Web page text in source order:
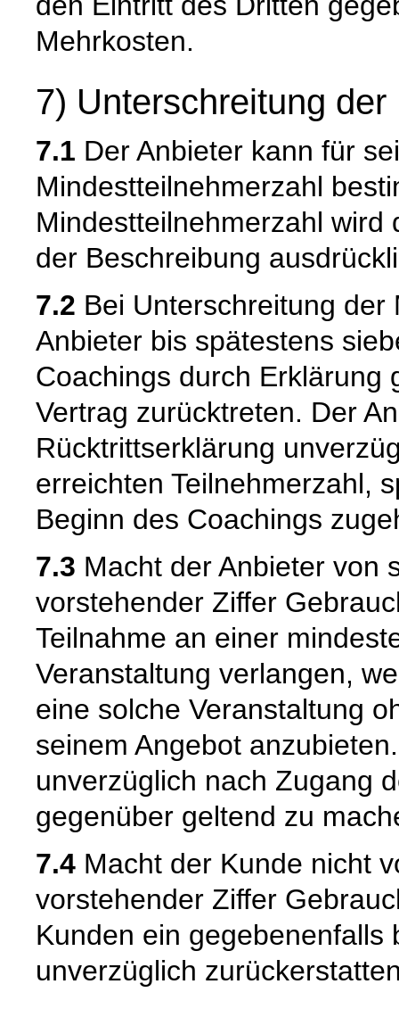
Mehrkosten.
7) Unterschreitung
7.1 Der Anbieter kann für
Mindestteilnehmerzahl
Mindestteilnehmerzahl wird
der Beschreibung
7.2 Bei Unterschreitung
Anbieter bis spätestens
Coachings durch Erklärung
Vertrag zurücktreten. Der
Rücktrittserklärung
erreichten Teilnehmerzahl,
Beginn des Coachings
7.3 Macht der Anbieter von
vorstehender Ziffer
Teilnahme an einer
Veranstaltung verlangen,
eine solche Veranstaltung
seinem Angebot
unverzüglich nach Zugang
gegenüber geltend zu
7.4 Macht der Kunde nicht
vorstehender Ziffer
Kunden ein gegebenenfalls
unverzüglich